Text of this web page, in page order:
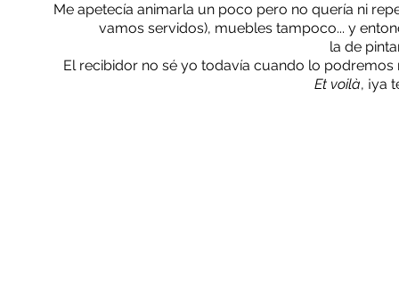
Me apetecía animarla un poco pero no quería ni
vamos servidos), muebles tampoco... y
la de
El recibidor no sé yo todavía cuando lo
Et voilà, ¡ya